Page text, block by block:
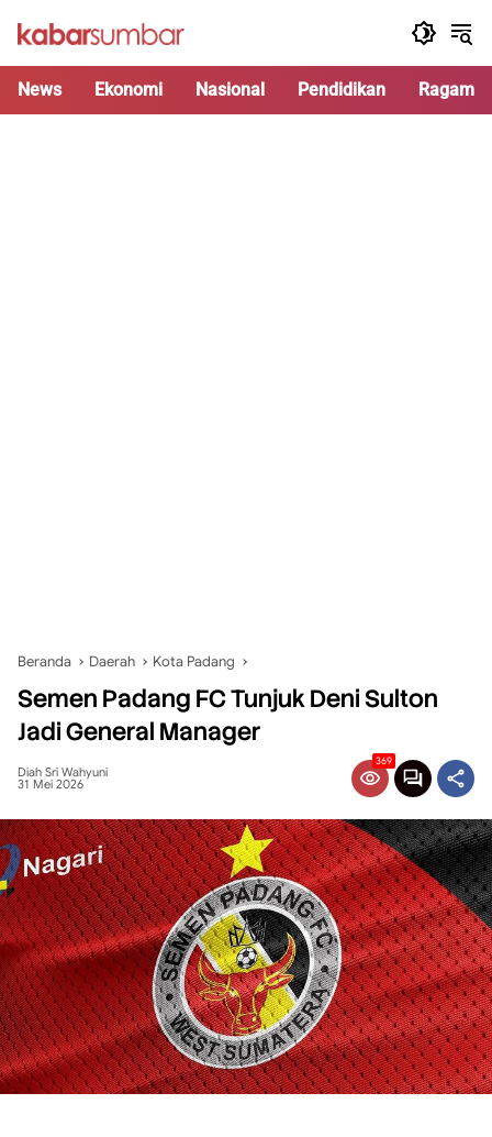
News Ekonomi Nasional Pendidikan Ragam
Beranda Daerah Kota Padang
Semen Padang FC Tunjuk Deni Sulton
Jadi General Manager
Diah Sri Wahyuni
31 Mei 2026
369